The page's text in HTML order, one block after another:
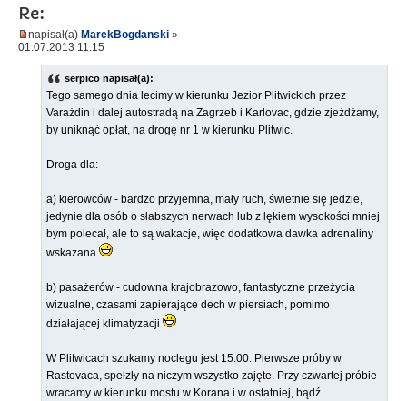
Re:
napisał(a) MarekBogdanski »
01.07.2013 11:15
serpico napisał(a):
Tego samego dnia lecimy w kierunku Jezior Plitwickich przez
Varażdin i dalej autostradą na Zagrzeb i Karlovac, gdzie zjeżdżamy,
by uniknąć opłat, na drogę nr 1 w kierunku Plitwic.
Droga dla:
a) kierowców - bardzo przyjemna, mały ruch, świetnie się jedzie,
jedynie dla osób o słabszych nerwach lub z lękiem wysokości mniej
bym polecał, ale to są wakacje, więc dodatkowa dawka adrenaliny
wskazana
b) pasażerów - cudowna krajobrazowo, fantastyczne przeżycia
wizualne, czasami zapierające dech w piersiach, pomimo
działającej klimatyzacji
W Plitwicach szukamy noclegu jest 15.00. Pierwsze próby w
Rastovaca, spełzły na niczym wszystko zajęte. Przy czwartej próbie
wracamy w kierunku mostu w Korana i w ostatniej, bądź